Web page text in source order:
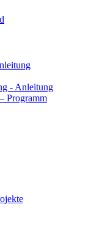
- Anleitung
Programm